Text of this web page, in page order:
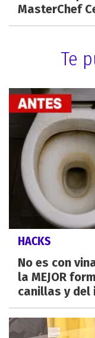
MasterChef
Te
HACKS
No es con
la MEJOR
canillas y del